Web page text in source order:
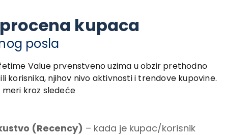
kupaca
posla
Value prvenstveno uzima u obzir prethodno
korisnika, njihov nivo aktivnosti i trendove kupovine.
kroz sledeće
(Recency) – kada je kupac/korisnik